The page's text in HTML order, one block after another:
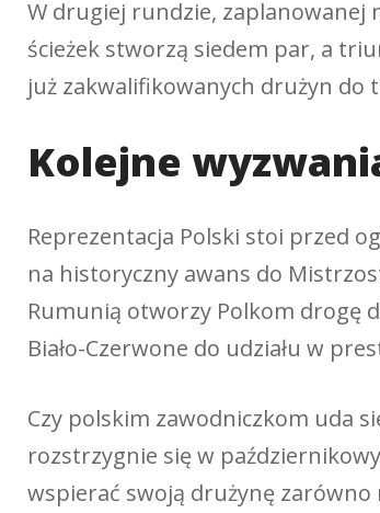
W drugiej rundzie, zaplanowanej
ścieżek stworzą siedem par, a
już zakwalifikowanych drużyn do
Kolejne
Reprezentacja Polski stoi przed
na historyczny awans do
Rumunią otworzy Polkom drogę
Biało-Czerwone do udziału w
Czy polskim zawodniczkom uda
rozstrzygnie się w
wspierać swoją drużynę zarówno